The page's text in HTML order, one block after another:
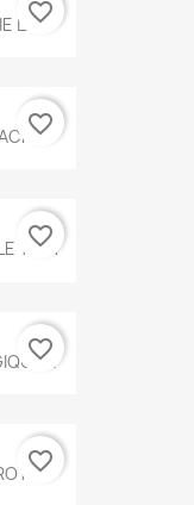
LA...
favorite_border
favorite_border
T.551
favorite_border
favorite_border
favorite_border